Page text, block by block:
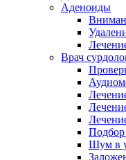
Аденоиды
Врач
Подбор
Шум в